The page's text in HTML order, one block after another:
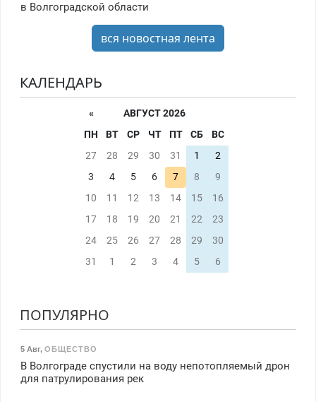
в Волгоградской области
вся новостная лента
КАЛЕНДАРЬ
«
АВГУСТ 2026
ПН
ВТ СР ЧТ ПТ СБ
ВС
27
28 29 30 31 1
2
3
4 5 6 7 8
9
10
11 12 13 14 15
16
17
18 19 20 21 22
23
24
25 26 27 28 29
30
31
1 2 3 4 5 6
ПОПУЛЯРНО
5 Авг, ОБЩЕСТВО
В Волгограде спустили на воду непотопляемый дрон
для патрулирования рек